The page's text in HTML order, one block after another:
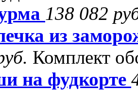
138 082
из
Комплект
на фудкорте